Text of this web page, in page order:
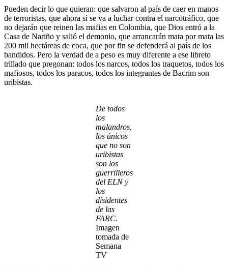
Pueden decir lo que quieran: que salvaron al país de caer en manos
de terroristas, que ahora sí se va a luchar contra el narcotráfico, que
no dejarán que reinen las mafias en Colombia, que Dios entró a la
Casa de Nariño y salió el demonio, que arrancarán mata por mata las
200 mil hectáreas de coca, que por fin se defenderá al país de los
bandidos. Pero la verdad de a peso es muy diferente a ese libreto
trillado que pregonan: todos los narcos, todos los traquetos, todos los
mafiosos, todos los paracos, todos los integrantes de Bacrim son
uribistas.
De todos
los
malandros,
los únicos
que no son
uribistas
son los
guerrilleros
del ELN y
los
disidentes
de las
FARC.
Imagen
tomada de
Semana
TV